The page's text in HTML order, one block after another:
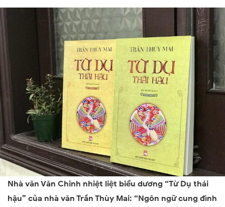
Nhà văn Văn Chinh nhiệt liệt biểu dương “Từ Dụ thái
hậu” của nhà văn Trần Thùy Mai: “Ngôn ngữ cung đình